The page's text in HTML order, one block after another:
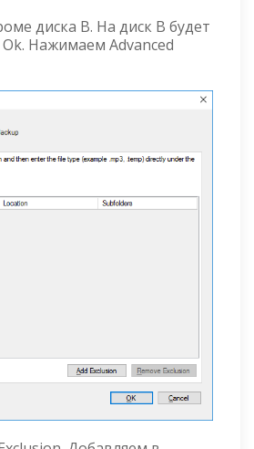
диска B. На диск B будет
Ok. Нажимаем Advanced